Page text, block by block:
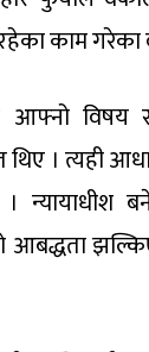
काम गरेका
विषय र
। त्यही
न्यायाधीश
आबद्धता